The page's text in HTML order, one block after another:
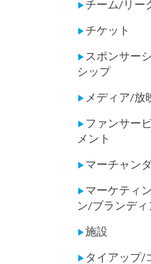
▶チーム/リー
▶チケット
▶ スポンサー
シップ
▶ メディア/放
▶ ファンサー
メント
▶ マーチャン
▶ マーケティ
ン/ブランディ
▶施設
▶ タイアップ/